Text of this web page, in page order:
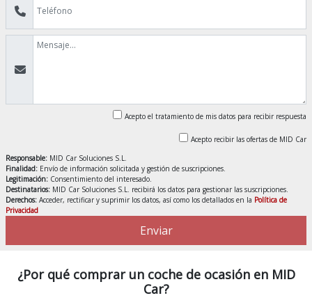
Acepto el tratamiento de mis datos para recibir respuesta
Acepto recibir las ofertas de MID Car
Responsable: MID Car Soluciones S.L.
Finalidad: Envío de información solicitada y gestión de suscripciones.
Legitimación: Consentimiento del interesado.
Destinatarios: MID Car Soluciones S.L. recibirá los datos para gestionar las suscripciones.
Derechos: Acceder, rectificar y suprimir los datos, así como los detallados en la Política de
Privacidad
Enviar
¿Por qué comprar un coche de ocasión en MID
Car?